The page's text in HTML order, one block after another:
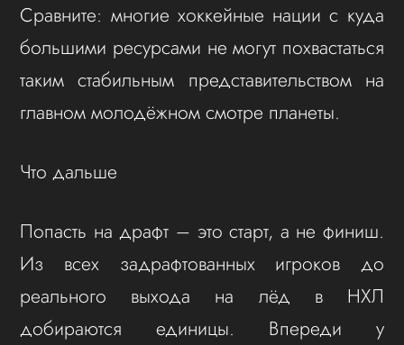
Сравните: многие хоккейные нации с куда
большими ресурсами не могут похвастаться
таким стабильным представительством на
главном молодёжном смотре планеты.
Что дальше
Попасть на драфт – это старт, а не финиш.
Из всех задрафтованных игроков до
реального выхода на лёд в НХЛ
добираются единицы. Впереди у